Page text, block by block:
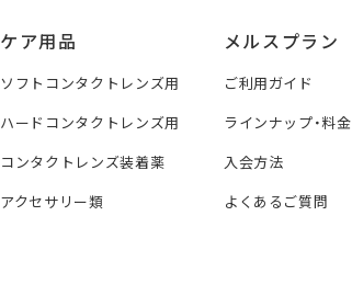
ケア用品
ソフトコンタクトレンズ用
ハードコンタクトレンズ用
コンタクトレンズ装着薬
アクセサリー類
メルスプラン
ご利用ガイド
ラインナップ・料金
入会方法
よくあるご質問